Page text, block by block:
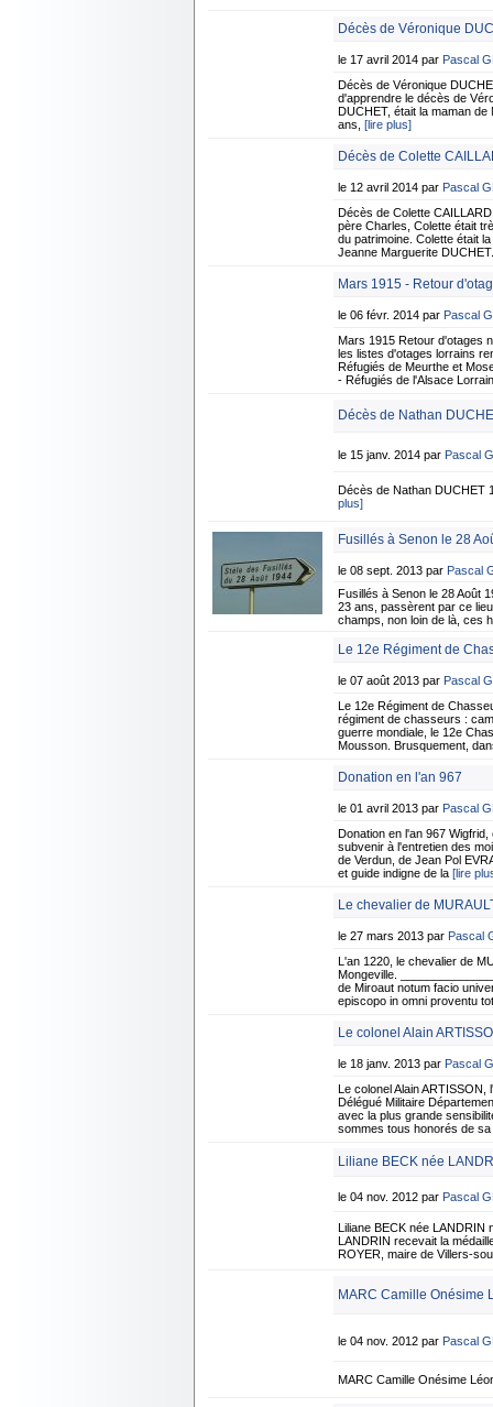
Décès de Véronique
le 17 avril 2014 par Pascal
Décès de Véronique
d'apprendre le décès de
DUCHET, était la maman
ans, [lire plus]
Décès de Colette
le 12 avril 2014 par Pascal
Décès de Colette
père Charles, Colette était
du patrimoine. Colette était
Jeanne Marguerite
Mars 1915 - Retour
le 06 févr. 2014 par Pascal
Mars 1915 Retour d'otages
les listes d'otages lorrains
Réfugiés de Meurthe et
- Réfugiés de l'Alsace
Décès de Nathan
le 15 janv. 2014 par Pascal
Décès de Nathan DUCHET
plus]
Fusillés à Senon le 28
le 08 sept. 2013 par Pascal
Fusillés à Senon le 28 Août
23 ans, passèrent par ce
champs, non loin de là, ces
Le 12e Régiment de
le 07 août 2013 par Pascal
Le 12e Régiment de
régiment de chasseurs :
guerre mondiale, le 12e
Mousson. Brusquement,
Donation en l'an 967
le 01 avril 2013 par Pascal
Donation en l'an 967
subvenir à l'entretien des
de Verdun, de Jean Pol
et guide indigne de la [lire
Le chevalier de
le 27 mars 2013 par Pascal
L'an 1220, le chevalier de
Mongeville.
de Miroaut notum facio
episcopo in omni proventu
Le colonel Alain
le 18 janv. 2013 par Pascal
Le colonel Alain ARTISSON,
Délégué Militaire
avec la plus grande
sommes tous honorés de
Liliane BECK née
le 04 nov. 2012 par Pascal
Liliane BECK née LANDRIN
LANDRIN recevait la
ROYER, maire de Villers-
MARC Camille Onésime
le 04 nov. 2012 par Pascal
MARC Camille Onésime